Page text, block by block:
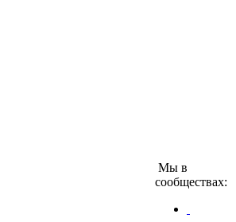
Мы в
сообществах: